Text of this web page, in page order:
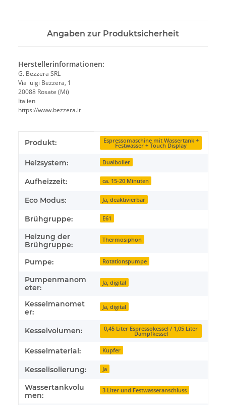
Angaben zur Produktsicherheit
Herstellerinformationen:
G. Bezzera SRL
Via luigi Bezzera, 1
20088 Rosate (Mi)
Italien
https://www.bezzera.it
Produkteigenschaft
Wert
Produkt: Espressomaschine mit Wassertank +
Festwasser + Touch Display
Heizsystem: Dualboiler
Aufheizzeit: ca. 15-20 Minuten
Eco Modus: Ja, deaktivierbar
Brühgruppe: E61
Heizung der
Brühgruppe:
Thermosiphon
Pumpe: Rotationspumpe
Pumpenmanom
eter:
Ja, digital
Kesselmanomet
er:
Ja, digital
Kesselvolumen: 0,45 Liter Espressokessel / 1,05 Liter
Dampfkessel
Kesselmaterial: Kupfer
Kesselisolierung: Ja
Wassertankvolu
men:
3 Liter und Festwasseranschluss